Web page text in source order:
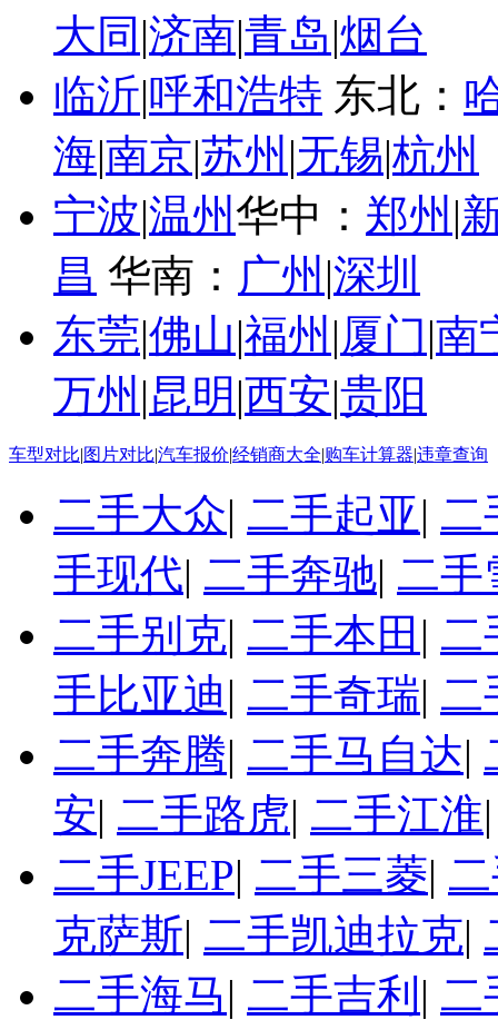
大同 |济南|青岛|烟台
临沂|呼和浩特 东北：
海|南京|苏州 |无锡|杭州
宁波|温州华中： 郑州 |
昌 华南： 广州 |深圳
东莞|佛山|福州 |厦门|南
万州 |昆明 |西安|贵阳
车型对比|图片对比|汽车报价|经销商大全|购车计算器|违章查询
二手大众| 二手起亚| 二
手现代| 二手奔驰| 二手
二手别克| 二手本田 | 二
手比亚迪| 二手奇瑞| 二
二手奔腾| 二手马自达|
安| 二手路虎| 二手江淮
二手JEEP| 二手三菱|
克萨斯| 二手凯迪拉克|
二手海马| 二手吉利 | 二